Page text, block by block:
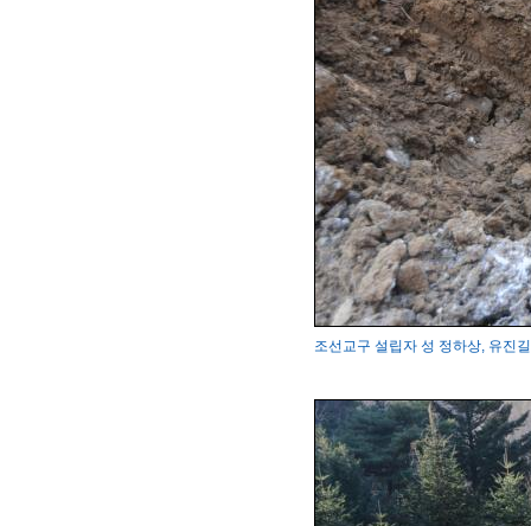
조선교구 설립자 성 정하상, 유진